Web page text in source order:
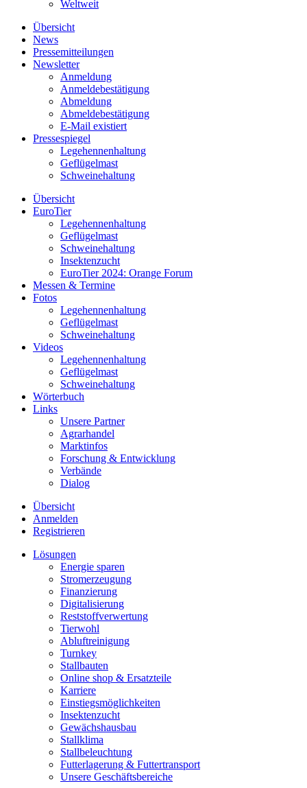
Weltweit
Übersicht
News
Pressemitteilungen
Newsletter
Anmeldung
Anmeldebestätigung
Abmeldung
Abmeldebestätigung
E-Mail existiert
Pressespiegel
Legehennenhaltung
Geflügelmast
Schweinehaltung
Übersicht
EuroTier
Legehennenhaltung
Geflügelmast
Schweinehaltung
Insektenzucht
EuroTier 2024: Orange Forum
Messen & Termine
Fotos
Legehennenhaltung
Geflügelmast
Schweinehaltung
Videos
Legehennenhaltung
Geflügelmast
Schweinehaltung
Wörterbuch
Links
Unsere Partner
Agrarhandel
Marktinfos
Forschung & Entwicklung
Verbände
Dialog
Übersicht
Anmelden
Registrieren
Lösungen
Energie sparen
Stromerzeugung
Finanzierung
Digitalisierung
Reststoffverwertung
Tierwohl
Abluftreinigung
Turnkey
Stallbauten
Online shop & Ersatzteile
Karriere
Einstiegsmöglichkeiten
Insektenzucht
Gewächshausbau
Stallklima
Stallbeleuchtung
Futterlagerung & Futtertransport
Unsere Geschäftsbereiche